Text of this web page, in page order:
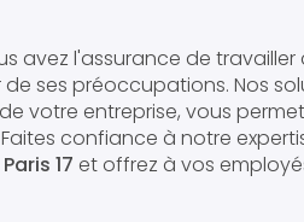
avez l'assurance de
ses préoccupations. Nos
votre entreprise, vous
confiance à notre
17 et offrez à vos